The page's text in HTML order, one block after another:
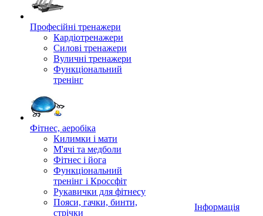
Професійні тренажери
Кардіотренажери
Силові тренажери
Вуличні тренажери
Функціональний
тренінг
Фітнес, аеробіка
Килимки і мати
М'ячі та медболи
Фітнес і йога
Функціональний
тренінг і Кроссфіт
Рукавички для фітнесу
Пояси, гачки, бинти,
стрічки
Інформація